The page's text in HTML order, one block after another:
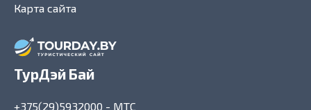
ТурДэй Бай
+375(29)5932000 - МТС
Карта сайта